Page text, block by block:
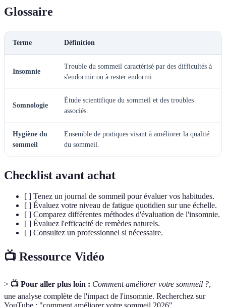
Glossaire
Terme Définition
Insomnie
Trouble du sommeil caractérisé par des difficultés à
s'endormir ou à rester endormi.
Somnologie
Étude scientifique du sommeil et des troubles
associés.
Hygiène du
sommeil
Ensemble de pratiques visant à améliorer la qualité
du sommeil.
Checklist avant achat
[ ] Tenez un journal de sommeil pour évaluer vos habitudes.
[ ] Évaluez votre niveau de fatigue quotidien sur une échelle.
[ ] Comparez différentes méthodes d'évaluation de l'insomnie.
[ ] Évaluez l'efficacité de remèdes naturels.
[ ] Consultez un professionnel si nécessaire.
📺 Ressource Vidéo
> 📺 Pour aller plus loin : Comment améliorer votre sommeil ?,
une analyse complète de l'impact de l'insomnie. Recherchez sur